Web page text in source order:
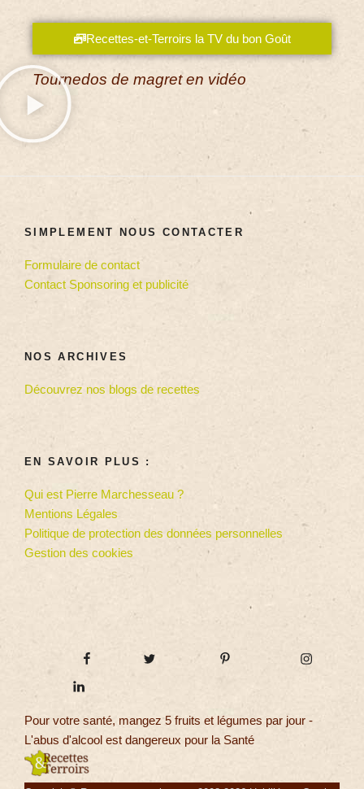
Recettes-et-Terroirs la TV du bon Goût
Tournedos de magret en vidéo
SIMPLEMENT NOUS CONTACTER
Formulaire de contact
Contact Sponsoring et publicité
NOS ARCHIVES
Découvrez nos blogs de recettes
EN SAVOIR PLUS :
Qui est Pierre Marchesseau ?
Mentions Légales
Politique de protection des données personnelles
Gestion des cookies
Pour votre santé, mangez 5 fruits et légumes par jour -
L'abus d'alcool est dangereux pour la Santé